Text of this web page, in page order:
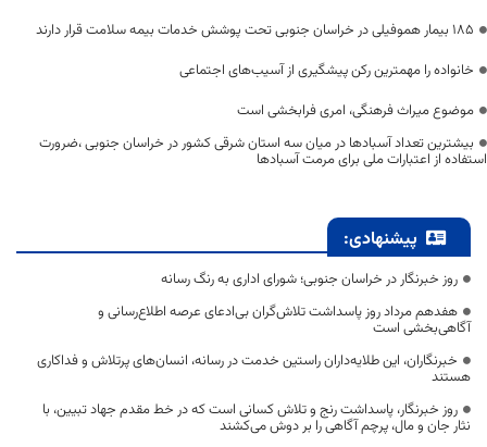
۱۸۵ بیمار هموفیلی در خراسان جنوبی تحت پوشش خدمات بیمه سلامت قرار دارند
خانواده را مهمترین رکن پیشگیری از آسیب‌های اجتماعی
موضوع میراث فرهنگی، امری فرابخشی است
بیشترین تعداد آسبادها در میان سه استان شرقی کشور در خراسان جنوبی ،ضرورت
استفاده از اعتبارات ملی برای مرمت آسبادها
پیشنهادی:
روز خبرنگار در خراسان جنوبی؛ شورای اداری به رنگ رسانه
هفدهم مرداد روز پاسداشت تلاش‌گران بی‌ادعای عرصه اطلاع‌رسانی و
آگاهی‌بخشی است
خبرنگاران، این طلایه‌داران راستین خدمت در رسانه، انسان‌های پرتلاش و فداکاری
هستند
روز خبرنگار، پاسداشت رنج و تلاش کسانی است که در خط مقدم جهاد تبیین، با
نثار جان و مال، پرچم آگاهی را بر دوش می‌کشند